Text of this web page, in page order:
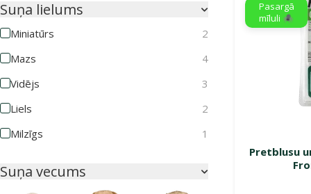
Suņa lielums
Miniatūrs
2
Mazs
4
Vidējs
3
Liels
2
Milzīgs
1
Suņa vecums
Pretblusu
Pasargā
mīluli 🕷️